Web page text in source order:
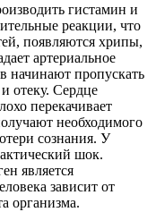
гистамин и
реакции, что
появляются хрипы,
артериальное
начинают пропускать
отеку. Сердце
перекачивает
необходимого
сознания. У
шок.
является
зависит от
организма.